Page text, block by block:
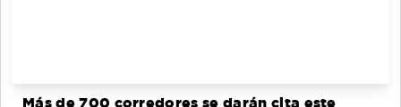
Más de 700 corredores se darán cita este